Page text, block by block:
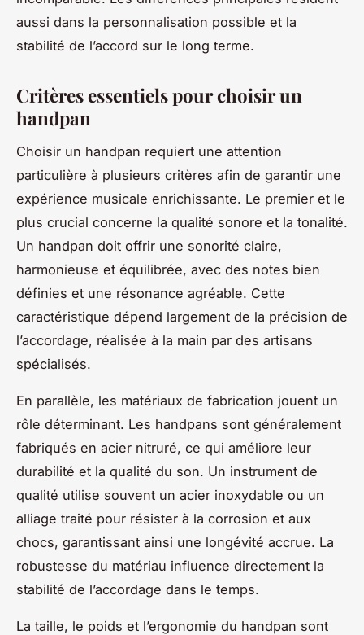
aussi dans la personnalisation possible et la
stabilité de l’accord sur le long terme.
Critères essentiels pour choisir un
handpan
Choisir un handpan requiert une attention
particulière à plusieurs critères afin de garantir une
expérience musicale enrichissante. Le premier et le
plus crucial concerne la qualité sonore et la tonalité.
Un handpan doit offrir une sonorité claire,
harmonieuse et équilibrée, avec des notes bien
définies et une résonance agréable. Cette
caractéristique dépend largement de la précision de
l’accordage, réalisée à la main par des artisans
spécialisés.
En parallèle, les matériaux de fabrication jouent un
rôle déterminant. Les handpans sont généralement
fabriqués en acier nitruré, ce qui améliore leur
durabilité et la qualité du son. Un instrument de
qualité utilise souvent un acier inoxydable ou un
alliage traité pour résister à la corrosion et aux
chocs, garantissant ainsi une longévité accrue. La
robustesse du matériau influence directement la
stabilité de l’accordage dans le temps.
La taille, le poids et l’ergonomie du handpan sont